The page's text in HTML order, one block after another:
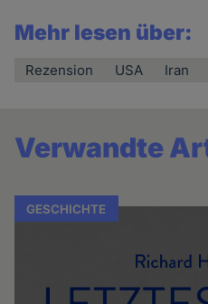
Mehr lesen über:
Rezension USA Iran
Verwandte
GESCHICHTE